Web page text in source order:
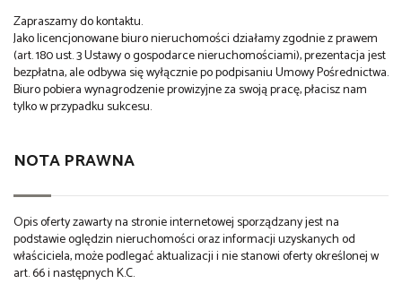
Zapraszamy do kontaktu.
Jako licencjonowane biuro nieruchomości działamy zgodnie z prawem
(art. 180 ust. 3 Ustawy o gospodarce nieruchomościami), prezentacja jest
bezpłatna, ale odbywa się wyłącznie po podpisaniu Umowy Pośrednictwa.
Biuro pobiera wynagrodzenie prowizyjne za swoją pracę, płacisz nam
tylko w przypadku sukcesu.
NOTA PRAWNA
Opis oferty zawarty na stronie internetowej sporządzany jest na
podstawie oględzin nieruchomości oraz informacji uzyskanych od
właściciela, może podlegać aktualizacji i nie stanowi oferty określonej w
art. 66 i następnych K.C.